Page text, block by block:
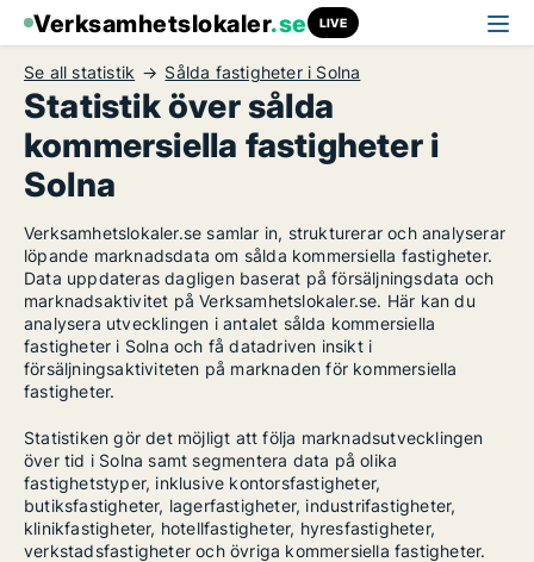
Verksamhetslokaler.se LIVE
Se all statistik Sålda fastigheter i Solna
Statistik över sålda
kommersiella fastigheter i
Solna
Verksamhetslokaler.se samlar in, strukturerar och analyserar
löpande marknadsdata om sålda kommersiella fastigheter.
Data uppdateras dagligen baserat på försäljningsdata och
marknadsaktivitet på Verksamhetslokaler.se. Här kan du
analysera utvecklingen i antalet sålda kommersiella
fastigheter i Solna och få datadriven insikt i
försäljningsaktiviteten på marknaden för kommersiella
fastigheter.
Statistiken gör det möjligt att följa marknadsutvecklingen
över tid i Solna samt segmentera data på olika
fastighetstyper, inklusive kontorsfastigheter,
butiksfastigheter, lagerfastigheter, industrifastigheter,
klinikfastigheter, hotellfastigheter, hyresfastigheter,
verkstadsfastigheter och övriga kommersiella fastigheter.